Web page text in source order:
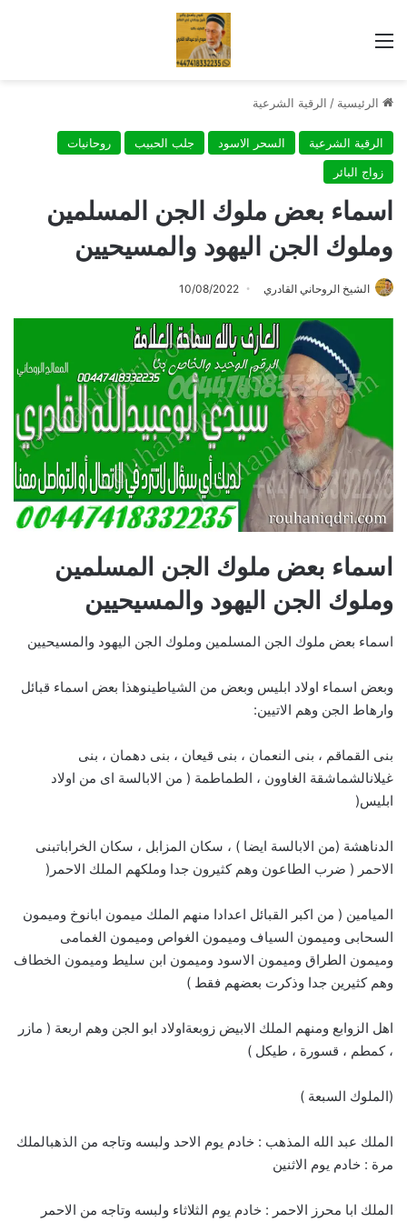
القائمة
الرئيسية / الرقية الشرعية
الرقية الشرعية السحر الاسود جلب الحبيب
روحانيات
زواج البائر
اسماء بعض ملوك الجن المسلمين
وملوك الجن اليهود والمسيحيين
الشيخ الروحاني القادري 10/08/2022
اسماء بعض ملوك الجن المسلمين
وملوك الجن اليهود والمسيحيين
اسماء بعض ملوك الجن المسلمين وملوك الجن اليهود والمسيحيين
وبعض اسماء اولاد ابليس وبعض من الشياطينوهذا بعض اسماء قبائل
وارهاط الجن وهم الاتيين:
بنى القماقم ، بنى النعمان ، بنى قيعان ، بنى دهمان ، بنى
غيلانالشماشقة الغاوون ، الطماطمة ( من الابالسة اى من اولاد
ابليس(
الدناهشة (من الابالسة ايضا ) ، سكان المزابل ، سكان الخراباتبنى
الاحمر ( ضرب الطاعون وهم كثيرون جدا وملكهم الملك الاحمر(
الميامين ( من اكبر القبائل اعدادا منهم الملك ميمون ابانوخ وميمون
السحابى وميمون السياف وميمون الغواص وميمون الغمامى
وميمون الطراق وميمون الاسود وميمون ابن سليط وميمون الخطاف
وهم كثيرين جدا وذكرت بعضهم فقط )
اهل الزوابع ومنهم الملك الابيض زوبعةاولاد ابو الجن وهم اربعة ( مازر
، كمطم ، قسورة ، طيكل )
(الملوك السبعة )
الملك عبد الله المذهب : خادم يوم الاحد ولبسه وتاجه من الذهبالملك
مرة : خادم يوم الاثنين
الملك ابا محرز الاحمر : خادم يوم الثلاثاء ولبسه وتاجه من الاحمر